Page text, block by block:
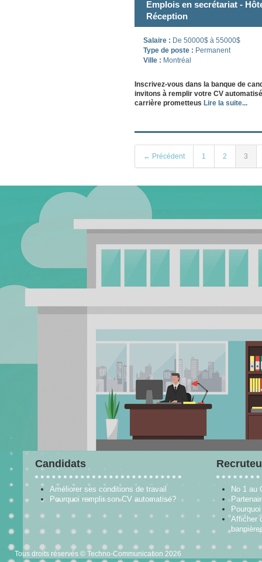
Emplois en secrétariat -
Réception
Salaire : De 50000$ à 55000$
Type de poste : Permanent
Ville : Montréal
Inscrivez-vous dans la banque de
invitons à remplir votre CV
carrière prometteus Lire la suite...
← Précédent 1 2 3
Candidats
Améliorer ses conditions de travail
Pourquoi remplir son CV automatisé?
No 1 au
Afficher
Tous droits réservés © Techno-Communication 2026